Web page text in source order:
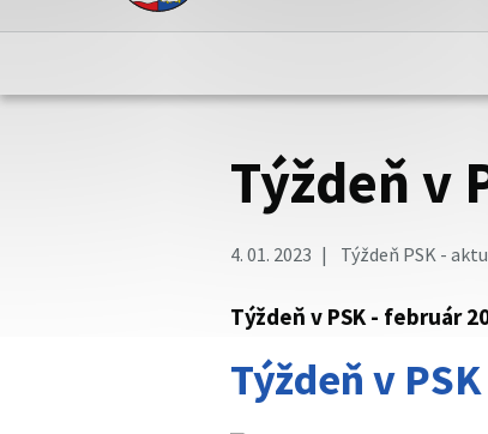
Toto je oficiálna webová stránka
Týždeň v
4. 01. 2023 Týždeň PSK -
Týždeň v PSK - február
Týždeň v